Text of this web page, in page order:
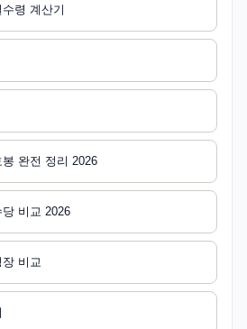
령 계산기
봉 완전 정리 2026
당 비교 2026
비교